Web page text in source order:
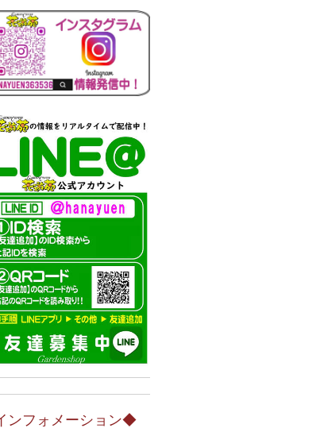
ンフォメーション◆